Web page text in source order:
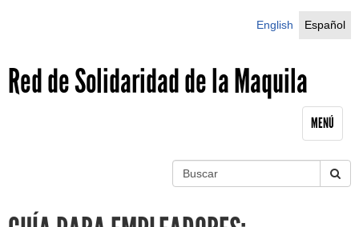
English
Español
Red de Solidaridad de la Maquila
MENÚ
S
u
c